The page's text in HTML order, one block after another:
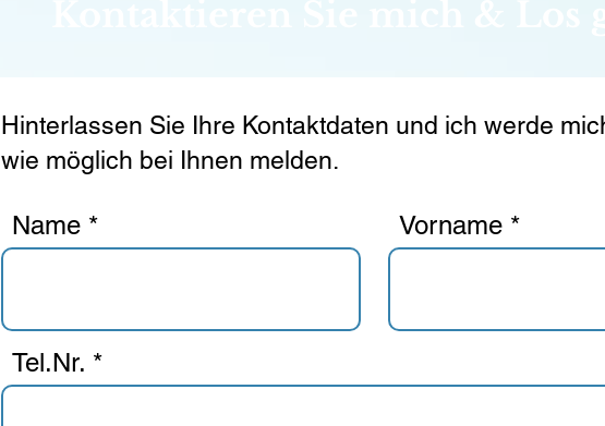
Hinterlassen Sie Ihre Kontaktdaten und ich werde
wie möglich bei Ihnen melden.
Name Vorname
Tel.Nr.